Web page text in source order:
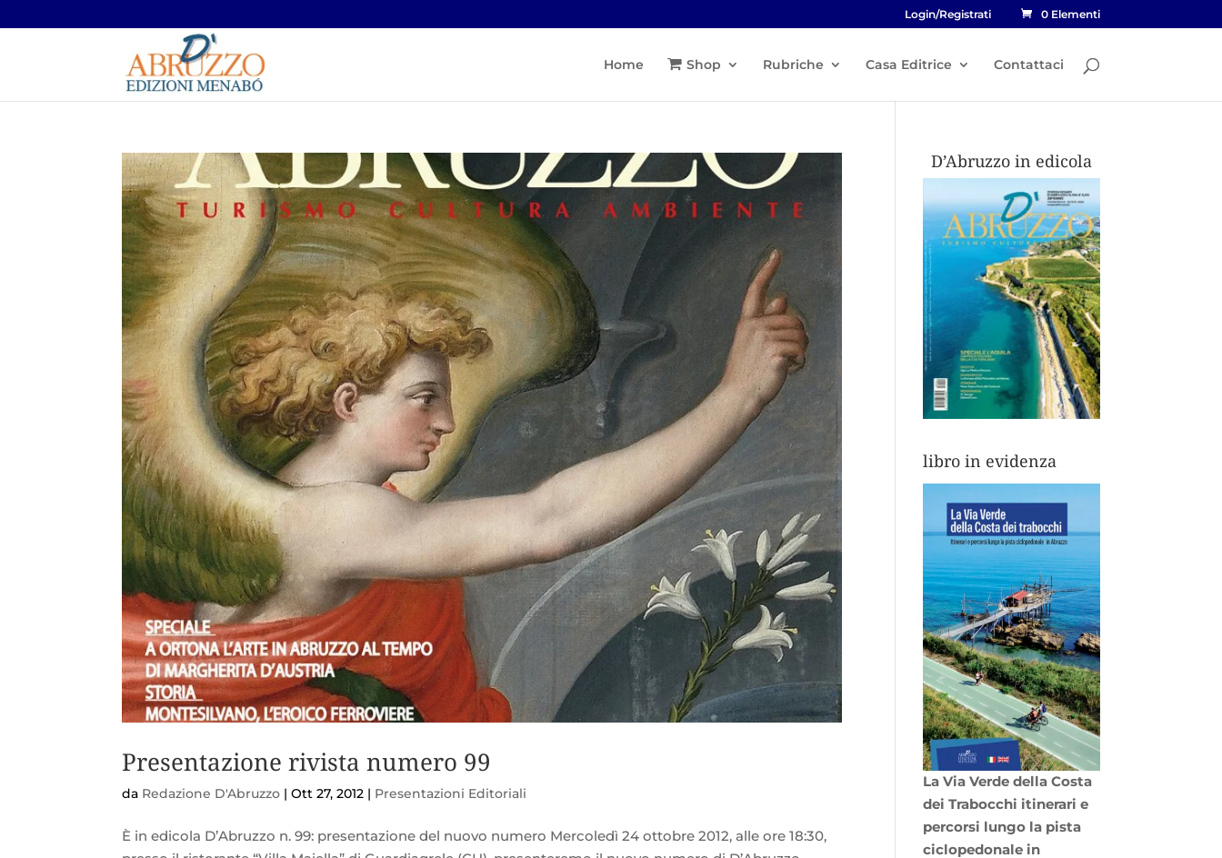
Login/Registrati 0 Elementi
Home Shop Rubriche Casa Editrice Contattaci
Presentazione rivista numero 99
da Redazione D'Abruzzo |Ott 27, 2012 | Presentazioni Editoriali
È in edicola D’Abruzzo n. 99: presentazione del nuovo numero Mercoledì 24 ottobre 2012, alle ore 18:30,
D’Abruzzo in edicola
libro in evidenza
La Via Verde della Costa
dei Trabocchi itinerari e
percorsi lungo la pista
ciclopedonale in